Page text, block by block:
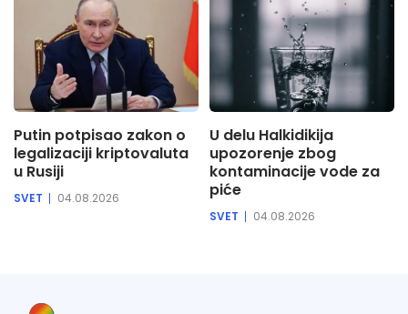
Putin potpisao zakon o
legalizaciji kriptovaluta
u Rusiji
SVET 04.08.2026
U delu Halkidikija
upozorenje zbog
kontaminacije vode za
piće
SVET 04.08.2026